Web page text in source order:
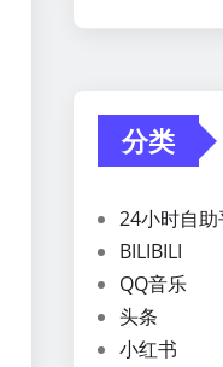
分类
24小时自助
BILIBILI
QQ音乐
头条
小红书